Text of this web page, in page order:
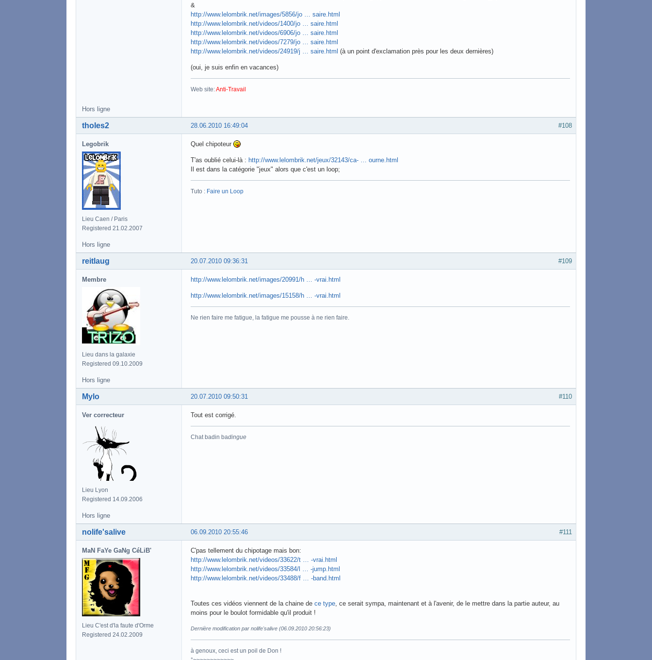
&
http://www.lelombrik.net/images/5856/jo … saire.html
http://www.lelombrik.net/videos/1400/jo … saire.html
http://www.lelombrik.net/videos/6906/jo … saire.html
http://www.lelombrik.net/videos/7279/jo … saire.html
http://www.lelombrik.net/videos/24919/j … saire.html (à un point d'exclamation près pour les deux dernières)
(oui, je suis enfin en vacances)
Web site:Anti-Travail
Hors ligne
#108
28.06.2010 16:49:04
tholes2
Legobrik
Lieu Caen / Paris
Registered 21.02.2007
Quel chipoteur
T'as oublié celui-là : http://www.lelombrik.net/jeux/32143/ca- … ourne.html
Il est dans la catégorie "jeux" alors que c'est un loop;
Tuto : Faire un Loop
Hors ligne
#109
20.07.2010 09:36:31
reitlaug
Membre
Lieu dans la galaxie
Registered 09.10.2009
http://www.lelombrik.net/images/20991/h … -vrai.html
http://www.lelombrik.net/images/15158/h … -vrai.html
Ne rien faire me fatigue, la fatigue me pousse à ne rien faire.
Hors ligne
#110
20.07.2010 09:50:31
Mylo
Ver correcteur
Lieu Lyon
Registered 14.09.2006
Tout est corrigé.
Chat badin badingue
Hors ligne
#111
06.09.2010 20:55:46
nolife'salive
MaN FaYe GaNg CéLiB'
Lieu C'est d'la faute d'Orme
Registered 24.02.2009
C'pas tellement du chipotage mais bon:
http://www.lelombrik.net/videos/33622/t … -vrai.html
http://www.lelombrik.net/videos/33584/l … -jump.html
http://www.lelombrik.net/videos/33488/f … -band.html
Toutes ces vidéos viennent de la chaine de ce type , ce serait sympa, maintenant et à l'avenir, de le mettre dans la partie auteur, au
moins pour le boulot formidable qu'il produit !
Dernière modification par nolife'salive (06.09.2010 20:56:23)
à genoux, ceci est un poil de Don !